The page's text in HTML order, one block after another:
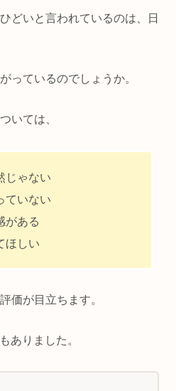
どいと言われているのは、日
っているのでしょうか。
いては、
じゃない
ていない
がある
ほしい
価が目立ちます。
ありました。